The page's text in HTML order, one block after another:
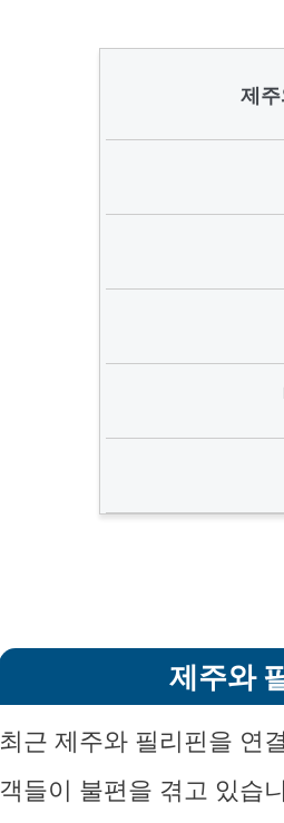
제
제주와
최근 제주와 필리핀을 연
객들이 불편을 겪고 있습